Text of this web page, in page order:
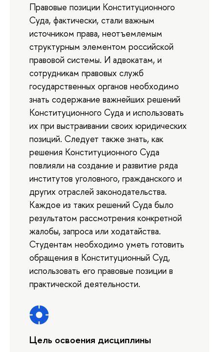
Правовые позиции Конституционного
Суда, фактически, стали важным
источником права, неотъемлемым
структурным элементом российской
правовой системы. И адвокатам, и
сотрудникам правовых служб
государственных органов необходимо
знать содержание важнейших решений
Конституционного Суда и использовать
их при выстраивании своих юридических
позиций. Следует также знать, как
решения Конституционного Суда
повлияли на создание и развитие ряда
институтов уголовного, гражданского и
других отраслей законодательства.
Каждое из таких решений Суда было
результатом рассмотрения конкретной
жалобы, запроса или ходатайства.
Студентам необходимо уметь готовить
обращения в Конституционный Суд,
использовать его правовые позиции в
практической деятельности.
Цель освоения дисциплины